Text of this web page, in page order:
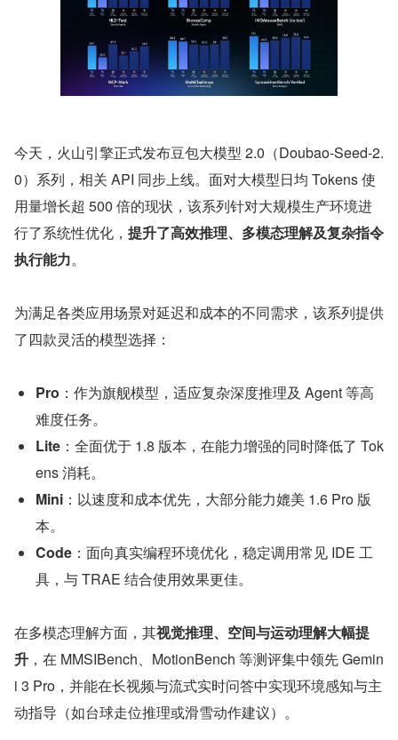
今天，火山引擎正式发布豆包大模型 2.0（Doubao-Seed-2.
0）系列，相关 API 同步上线。面对大模型日均 Tokens 使
用量增长超 500 倍的现状，该系列针对大规模生产环境进
行了系统性优化， 提升了高效推理、多模态理解及复杂指令
执行能力。
为满足各类应用场景对延迟和成本的不同需求，该系列提供
了四款灵活的模型选择：
Pro ：作为旗舰模型，适应复杂深度推理及 Agent 等高
难度任务。
Lite ：全面优于 1.8 版本，在能力增强的同时降低了 Tok
ens 消耗。
Mini ：以速度和成本优先，大部分能力媲美 1.6 Pro 版
本。
Code ：面向真实编程环境优化，稳定调用常见 IDE 工
具，与 TRAE 结合使用效果更佳。
在多模态理解方面，其视觉推理、空间与运动理解大幅提
升 ，在 MMSIBench、MotionBench 等测评集中领先 Gemin
i 3 Pro，并能在长视频与流式实时问答中实现环境感知与主
动指导（如台球走位推理或滑雪动作建议）。